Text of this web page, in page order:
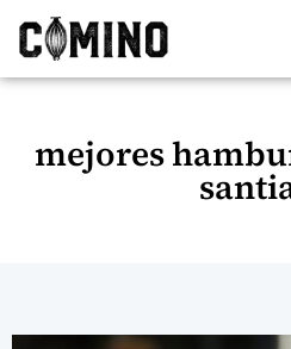
mejores